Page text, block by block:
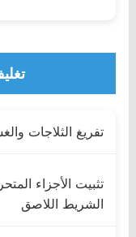
تفريغ الثلاجات
تثبيت الأجزاء
الشريط اللاصق